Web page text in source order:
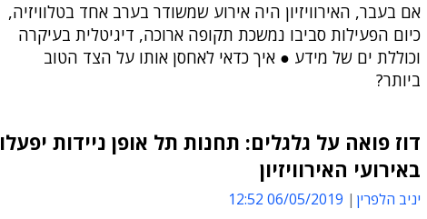
אם בעבר, האירוויזיון היה אירוע שמשודר בערב אחד בטלוויזיה,
כיום הפעילות סביבו נמשכת תקופה ארוכה, דיגיטלית בעיקרה
וכוללת ים של מידע ● איך כדאי לאחסן אותו על הצד הטוב
ביותר?
דוז פואה על גלגלים: תחנות תל אופן ניידות יפעלו
באירועי האירוויזיון
יניב הלפרין 06/05/2019 12:52